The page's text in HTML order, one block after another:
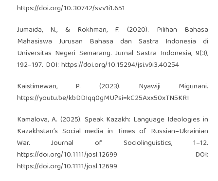
https://doi.org/10.30742/sv.v1i1.651
Jumaida, N., & Rokhman, F. (2020). Pilihan Bahasa
Mahasiswa Jurusan Bahasa dan Sastra Indonesia di
Universitas Negeri Semarang. Jurnal Sastra Indonesia, 9(3),
192–197. DOI: https://doi.org/10.15294/jsi.v9i3.40254
Kaistimewan, P. (2023). Nyawiji Migunani.
https://youtu.be/kbDDIqq0gMU?si=kC25Axx50xTN5KRI
Kamalova, A. (2025). Speak Kazakh: Language Ideologies in
Kazakhstan’s Social media in Times of Russian–Ukrainian
War. Journal of Sociolinguistics, 1–12.
https://doi.org/10.1111/josl.12699 DOI:
https://doi.org/10.1111/josl.12699